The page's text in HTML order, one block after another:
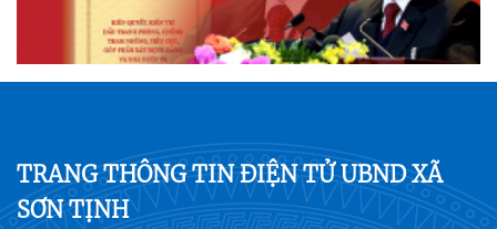
TRANG THÔNG TIN ĐIỆN TỬ UBND XÃ
SƠN TỊNH